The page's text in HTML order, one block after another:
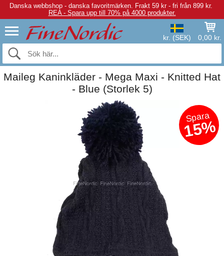
Danska webbshop - danska favoritmärken. Frakt 59 kr - fri från 899 kr.
REA - Spara upp till 70% på 4000 produkter.
kr. (SEK) 0,00 kr.
Maileg Kaninkläder - Mega Maxi - Knitted Hat
- Blue (Storlek 5)
Spara
15%